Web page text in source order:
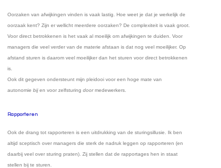
Oorzaken van afwijkingen vinden is vaak lastig. Hoe weet je dat je werkelijk de
oorzaak kent? Zijn er wellicht meerdere oorzaken? De complexiteit is vaak groot.
Voor direct betrokkenen is het vaak al moeilijk om afwijkingen te duiden. Voor
managers die veel verder van de materie afstaan is dat nog veel moeilijker. Op
afstand sturen is daarom veel moeilijker dan het sturen voor direct betrokkenen
is.
Ook dit gegeven ondersteunt mijn pleidooi voor een hoge mate van
autonomie bijen voor zelfsturing doormedewerkers.
Rapporteren
Ook de drang tot rapporteren is een uitdrukking van de sturingsillusie. Ik ben
altijd sceptisch over managers die sterk de nadruk leggen op rapporteren (en
daarbij veel over sturing praten). Zij stellen dat de rapportages hen in staat
stellen bij te sturen.